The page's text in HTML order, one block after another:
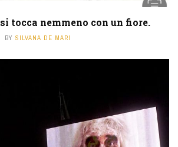
tocca nemmeno con un fiore.
BY SILVANA DE MARI